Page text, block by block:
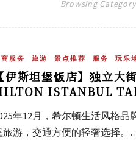
Browsing Category
服务 旅游 景点推荐 服务 玩乐
伊斯坦堡饭店】独立大
ISTANBUL
年12月，希尔顿生活风格
旅游，交通方便的轻奢选择。